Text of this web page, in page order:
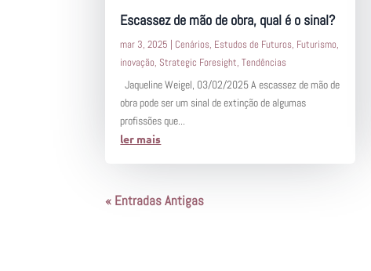
Escassez de mão de obra, qual é o sinal?
mar 3, 2025 | Cenários, Estudos de Futuros, Futurismo,
inovação, Strategic Foresight,Tendências
Jaqueline Weigel, 03/02/2025 A escassez de mão de
obra pode ser um sinal de extinção de algumas
profissões que...
ler mais
« Entradas Antigas